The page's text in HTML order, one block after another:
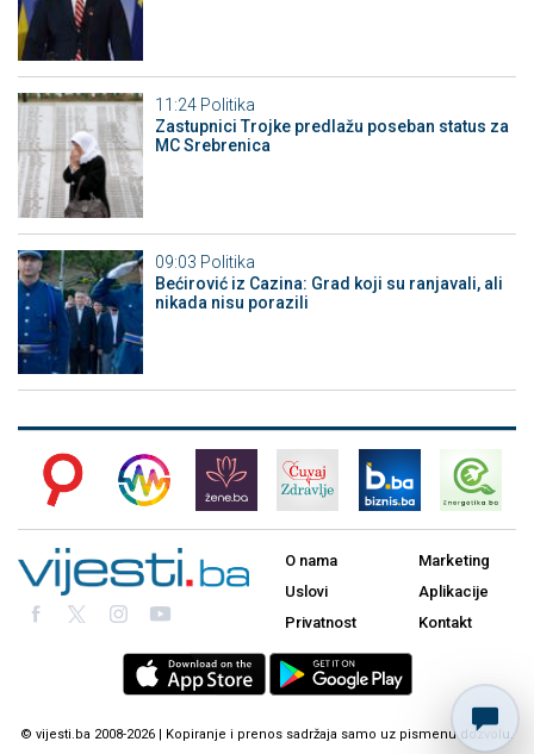
11:24 Politika
Zastupnici Trojke predlažu poseban status za
MC Srebrenica
09:03 Politika
Bećirović iz Cazina: Grad koji su ranjavali, ali
nikada nisu porazili
O nama
Uslovi
Privatnost
Marketing
Aplikacije
Kontakt
© vijesti.ba 2008-2026 | Kopiranje i prenos sadržaja samo uz pismenu dozvolu.